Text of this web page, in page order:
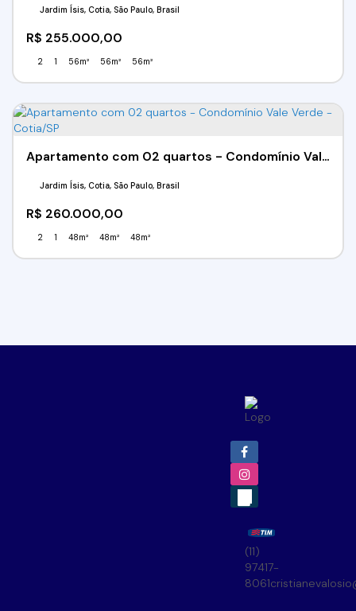
R$ 255.000,00
Jardim Ísis, Cotia, São Paulo, Brasil
2 1 56m² 56m² 56m²
Apartamento com 02 quartos - Condomínio Vale Verde - Cotia/SP
R$ 260.000,00
Jardim Ísis, Cotia, São Paulo, Brasil
2 1 48m² 48m² 48m²
(11)
97417-
8061